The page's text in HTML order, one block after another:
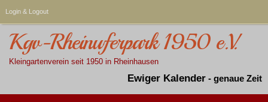
Login & Logout
Kgv-Rheinuferpark 1950 e.V.
Kleingartenverein seit 1950 in Rheinhausen
Ewiger Kalender - genaue Zeit